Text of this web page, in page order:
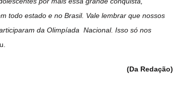
todo estado e no Brasil. Vale lembrar que nossos
da Olimpíada Nacional. Isso só nos
(Da Redação)